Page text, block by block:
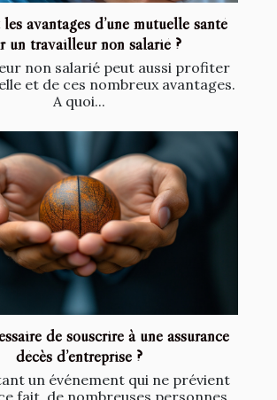
avantages d’une mutuelle santé
un travailleur non salarié ?
non salarié peut aussi profiter
et de ces nombreux avantages.
A quoi...
de souscrire à une assurance
décès d’entreprise ?
un événement qui ne prévient
fait, de nombreuses personnes